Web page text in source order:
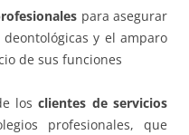
para asegurar
y el amparo
de sus funciones
losclientes de servicios
profesionales, que